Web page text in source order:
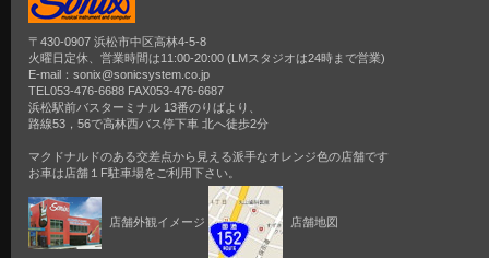
〒430-0907 浜松市中区高林4-5-8
火曜日定休、営業時間は11:00-20:00 (LMスタジオは24時まで営業)
E-mail：sonix@sonicsystem.co.jp
TEL053-476-6688 FAX053-476-6687
浜松駅前バスターミナル 13番のりばより、
路線53，56で高林西バス停下車 北へ徒歩2分
マクドナルドのある交差点から見える派手なオレンジ色の店舗です
お車は店舗１F駐車場をご利用下さい。
店舗外観イメージ 店舗地図